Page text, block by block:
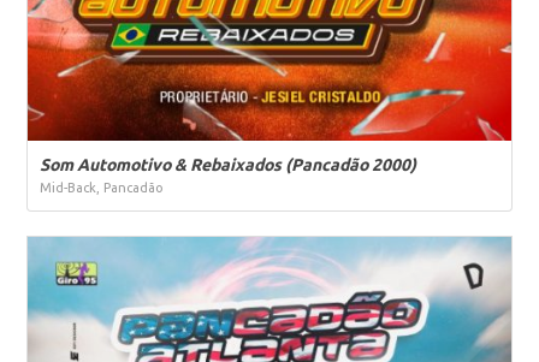
Som Automotivo & Rebaixados (Pancadão 2000)
Mid-Back, Pancadão